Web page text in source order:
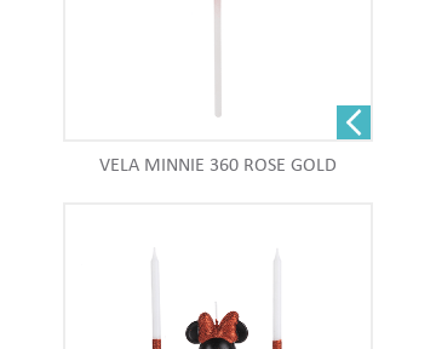
VELA MINNIE 360 ROSE GOLD